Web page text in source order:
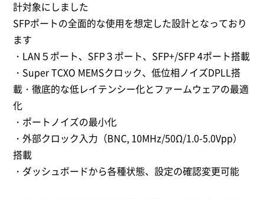
計対象にしました
SFPポートの全面的な使用を想定した設計となっており
ます
・LAN５ポート、SFP３ポート、SFP+/SFP 4ポート搭載
・Super TCXO MEMSクロック、低位相ノイズDPLL搭
載・徹底的な低レイテンシー化とファームウェアの最適
化
・ポートノイズの最小化
・外部クロック入力（BNC, 10MHz/50Ω/1.0-5.0Vpp）
搭載
・ダッシュボードから各種状態、設定の確認変更可能